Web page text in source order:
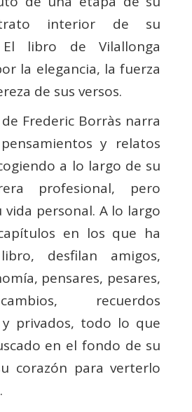
interior de su
El libro de Vilallonga
la elegancia, la fuerza
de sus versos.
Frederic Borràs narra
y relatos
a lo largo de su
profesional, pero
personal. A lo largo
en los que ha
desfilan amigos,
pensares, pesares,
recuerdos
y privados, todo lo que
en el fondo de su
corazón para verterlo